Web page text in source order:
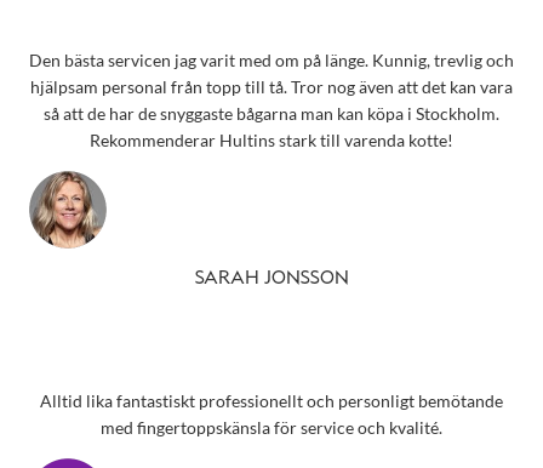
Den bästa servicen jag varit med om på länge. Kunnig, trevlig och
hjälpsam personal från topp till tå. Tror nog även att det kan vara
så att de har de snyggaste bågarna man kan köpa i Stockholm.
Rekommenderar Hultins stark till varenda kotte!
SARAH JONSSON
Alltid lika fantastiskt professionellt och personligt bemötande
med fingertoppskänsla för service och kvalité.